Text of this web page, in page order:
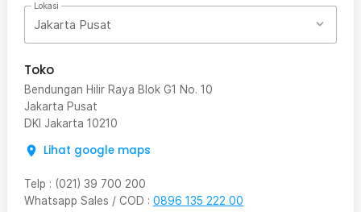
Lokasi
Jakarta Pusat
Toko
Bendungan Hilir Raya Blok G1 No. 10
Jakarta Pusat
DKI Jakarta 10210
Lihat google maps
Telp : (021) 39 700 200
Whatsapp Sales / COD : 0896 135 222 00